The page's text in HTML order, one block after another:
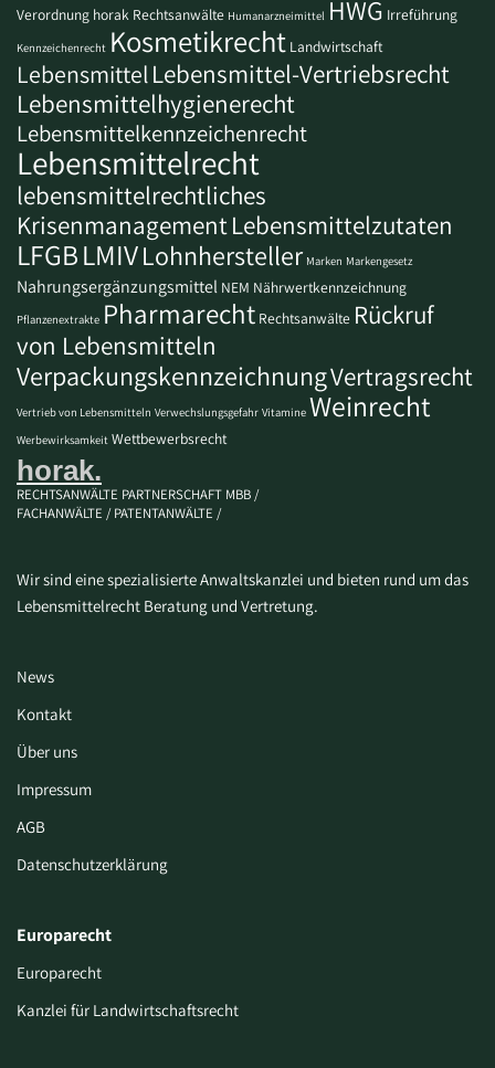
Verordnung horak Rechtsanwälte Humanarzneimittel HWG Irreführung
Kennzeichenrecht Kosmetikrecht Landwirtschaft
LebensmittelLebensmittel-Vertriebsrecht
Lebensmittelhygienerecht
Lebensmittelkennzeichenrecht
Lebensmittelrecht
lebensmittelrechtliches
KrisenmanagementLebensmittelzutaten
LFGBLMIVLohnhersteller Marken Markengesetz
Nahrungsergänzungsmittel NEM Nährwertkennzeichnung
Pflanzenextrakte Pharmarecht Rechtsanwälte Rückruf
von Lebensmitteln
VerpackungskennzeichnungVertragsrecht
Vertrieb von Lebensmitteln Verwechslungsgefahr Vitamine Weinrecht
Werbewirksamkeit Wettbewerbsrecht
horak.
RECHTSANWÄLTE PARTNERSCHAFT MBB /
FACHANWÄLTE / PATENTANWÄLTE /
Wir sind eine spezialisierte Anwaltskanzlei und bieten rund um das
Lebensmittelrecht Beratung und Vertretung.
News
Kontakt
Über uns
Impressum
AGB
Datenschutzerklärung
Europarecht
Europarecht
Kanzlei für Landwirtschaftsrecht